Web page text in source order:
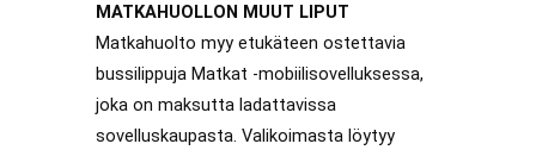
MATKAHUOLLON MUUT LIPUT
Matkahuolto myy etukäteen ostettavia
bussilippuja Matkat -mobiilisovelluksessa,
joka on maksutta ladattavissa
sovelluskaupasta. Valikoimasta löytyy